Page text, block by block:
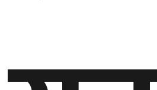
साहित्य